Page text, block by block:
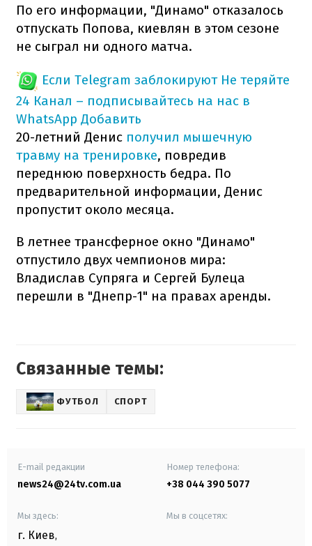
По его информации, "Динамо" отказалось
отпускать Попова, киевлян в этом сезоне
не сыграл ни одного матча.
Если Telegram заблокируют Не теряйте
24 Канал – подписывайтесь на нас в
WhatsApp Добавить
20-летний Денис получил мышечную
травму на тренировке, повредив
переднюю поверхность бедра. По
предварительной информации, Денис
пропустит около месяца.
В летнее трансферное окно "Динамо"
отпустило двух чемпионов мира:
Владислав Супряга и Сергей Булеца
перешли в "Днепр-1" на правах аренды.
Связанные темы:
ФУТБОЛ СПОРТ
E-mail редакции
news24@24tv.com.ua
Номер телефона:
+38 044 390 5077
Мы здесь:
г. Киев,
Мы в соцсетях: